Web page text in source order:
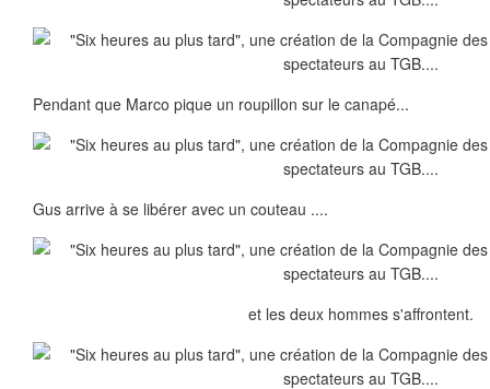
Pendant que Marco pique un roupillon sur le canapé...
Gus arrive à se libérer avec un couteau ....
et les deux hommes s'affrontent.